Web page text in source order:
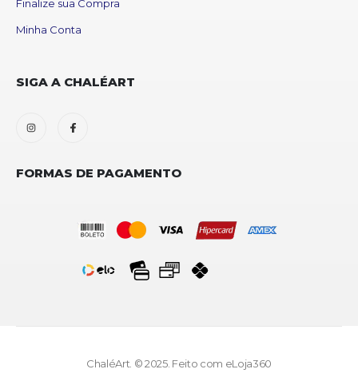
Finalize sua Compra
Minha Conta
SIGA A CHALÉART
FORMAS DE PAGAMENTO
ChaléArt. © 2025. Feito com eLoja360